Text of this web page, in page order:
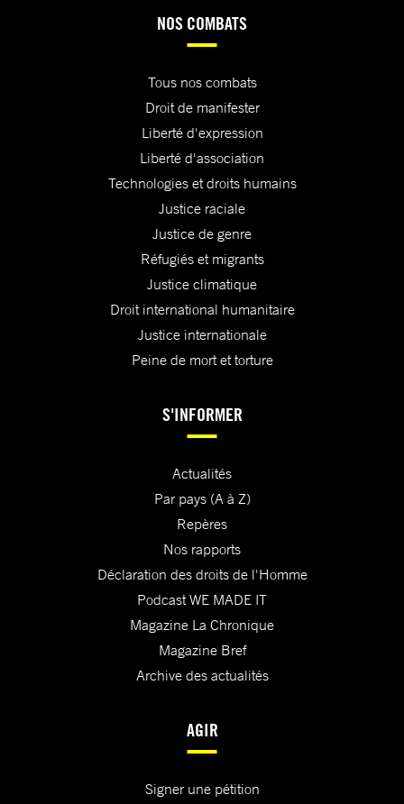
NOS COMBATS
Tous nos combats
Droit de manifester
Liberté d'expression
Liberté d'association
Technologies et droits humains
Justice raciale
Justice de genre
Réfugiés et migrants
Justice climatique
Droit international humanitaire
Justice internationale
Peine de mort et torture
S'INFORMER
Actualités
Par pays (A à Z)
Repères
Nos rapports
Déclaration des droits de l'Homme
Podcast WE MADE IT
Magazine La Chronique
Magazine Bref
Archive des actualités
AGIR
Signer une pétition